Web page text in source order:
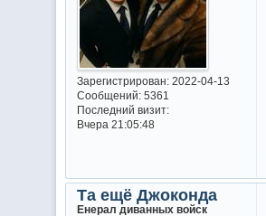
Зарегистрирован: 2022-04-13
Сообщений:5361
Последний визит:
Вчера 21:05:48
Та ещё Джоконда
Енерал диванных войск